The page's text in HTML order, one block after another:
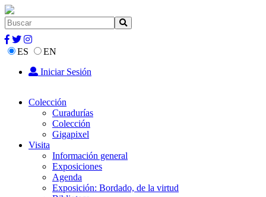
ES
EN
Iniciar Sesión
Colección
Curadurías
Colección
Gigapixel
Visita
Información general
Exposiciones
Agenda
Exposición: Bordado, de la virtud